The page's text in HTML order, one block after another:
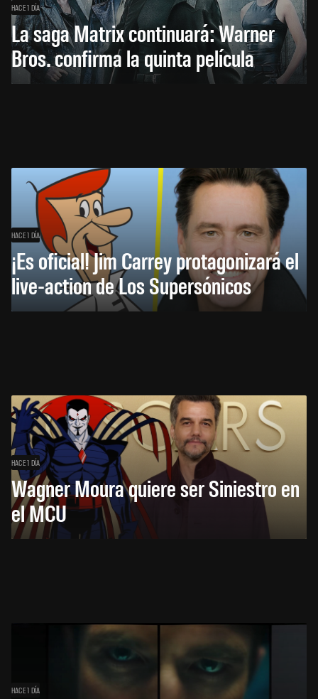
HACE 1 DÍA
La saga Matrix continuará: Warner
Bros. confirma la quinta película
HACE 1 DÍA
¡Es oficial! Jim Carrey protagonizará el
live-action de Los Supersónicos
HACE 1 DÍA
Wagner Moura quiere ser Siniestro en
el MCU
HACE 1 DÍA